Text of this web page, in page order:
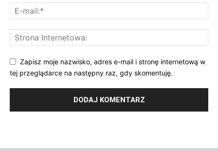
Zapisz moje nazwisko, adres e-mail i stronę internetową w
tej przeglądarce na następny raz, gdy skomentuję.